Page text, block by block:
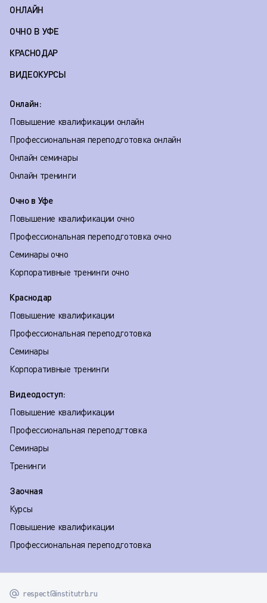
ОНЛАЙН
ОЧНО В УФЕ
КРАСНОДАР
ВИДЕОКУРСЫ
Онлайн:
Повышение квалификации онлайн
Профессиональная переподготовка онлайн
Онлайн семинары
Онлайн тренинги
Очно в Уфе
Повышение квалификации очно
Профессиональная переподготовка очно
Семинары очно
Корпоративные тренинги очно
Краснодар
Повышение квалификации
Профессиональная переподготовка
Семинары
Корпоративные тренинги
Видеодоступ:
Повышение квалификации
Профессиональная переподгтовка
Семинары
Тренинги
Заочная
Курсы
Повышение квалификации
Профессиональная переподготовка
respect@institutrb.ru